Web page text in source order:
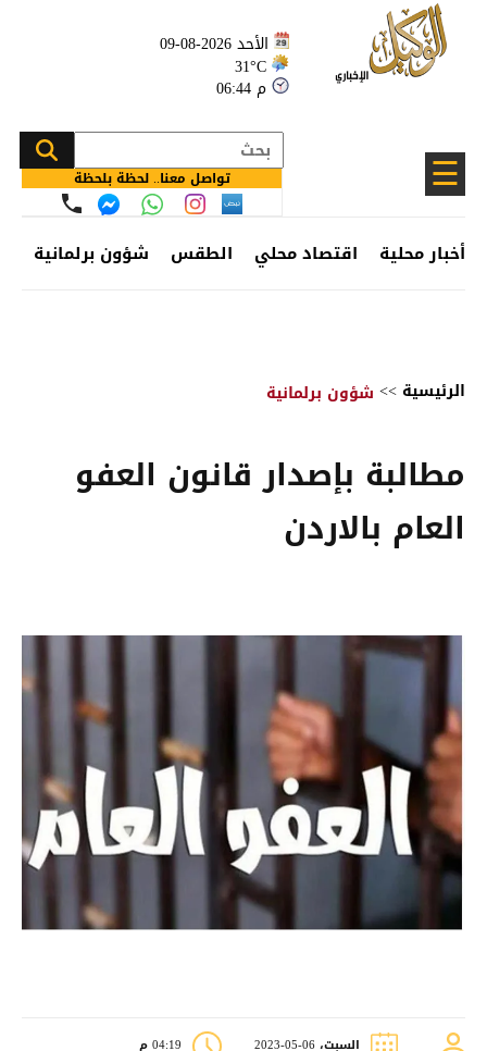
الأحد 2026-08-09
31°C
06:44 م
☰ تواصل معنا.. لحظة بلحظة
أخبار محلية اقتصاد محلي الطقس شؤون برلمانية
الرئيسية >> شؤون برلمانية
مطالبة بإصدار قانون العفو
العام بالاردن
السبت، 06-05-2023 04:19 م